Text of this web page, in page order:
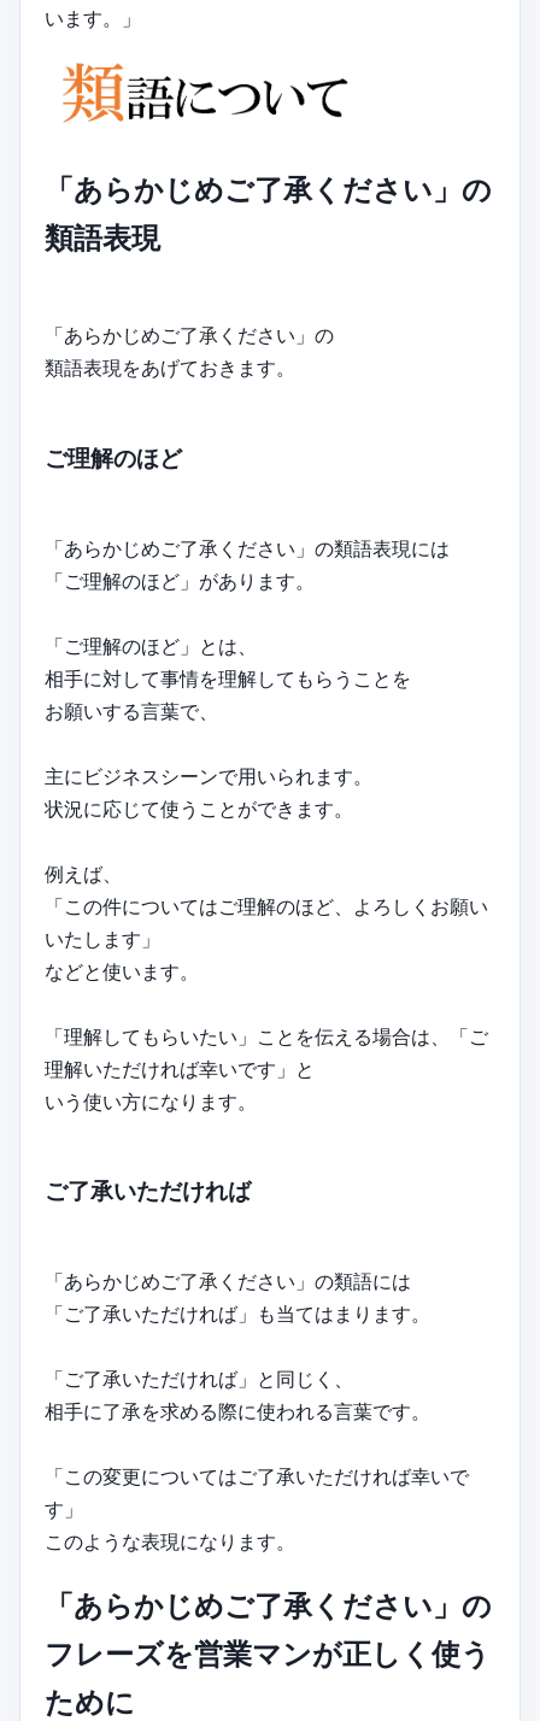
います。」
「あらかじめご了承ください」の
類語表現
「あらかじめご了承ください」の
類語表現をあげておきます。
ご理解のほど
「あらかじめご了承ください」の類語表現には
「ご理解のほど」があります。
「ご理解のほど」とは、
相手に対して事情を理解してもらうことを
お願いする言葉で、
主にビジネスシーンで用いられます。
状況に応じて使うことができます。
例えば、
「この件についてはご理解のほど、よろしくお願い
いたします」
などと使います。
「理解してもらいたい」ことを伝える場合は、「ご
理解いただければ幸いです」と
いう使い方になります。
ご了承いただければ
「あらかじめご了承ください」の類語には
「ご了承いただければ」も当てはまります。
「ご了承いただければ」と同じく、
相手に了承を求める際に使われる言葉です。
「この変更についてはご了承いただければ幸いで
す」
このような表現になります。
「あらかじめご了承ください」の
フレーズを営業マンが正しく使う
ために